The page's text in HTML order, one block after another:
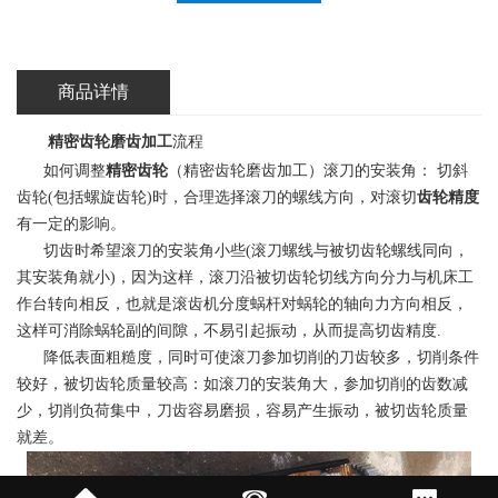
商品详情
精密齿轮磨齿加工流程
如何调整精密齿轮（精密齿轮磨齿加工）滚刀的安装角： 切斜
齿轮(包括螺旋齿轮)时，合理选择滚刀的螺线方向，对滚切齿轮精度
有一定的影响。
切齿时希望滚刀的安装角小些(滚刀螺线与被切齿轮螺线同向，
其安装角就小)，因为这样，滚刀沿被切齿轮切线方向分力与机床工
作台转向相反，也就是滚齿机分度蜗杆对蜗轮的轴向力方向相反，
这样可消除蜗轮副的间隙，不易引起振动，从而提高切齿精度.
降低表面粗糙度，同时可使滚刀参加切削的刀齿较多，切削条件
较好，被切齿轮质量较高：如滚刀的安装角大，参加切削的齿数减
少，切削负荷集中，刀齿容易磨损，容易产生振动，被切齿轮质量
就差。